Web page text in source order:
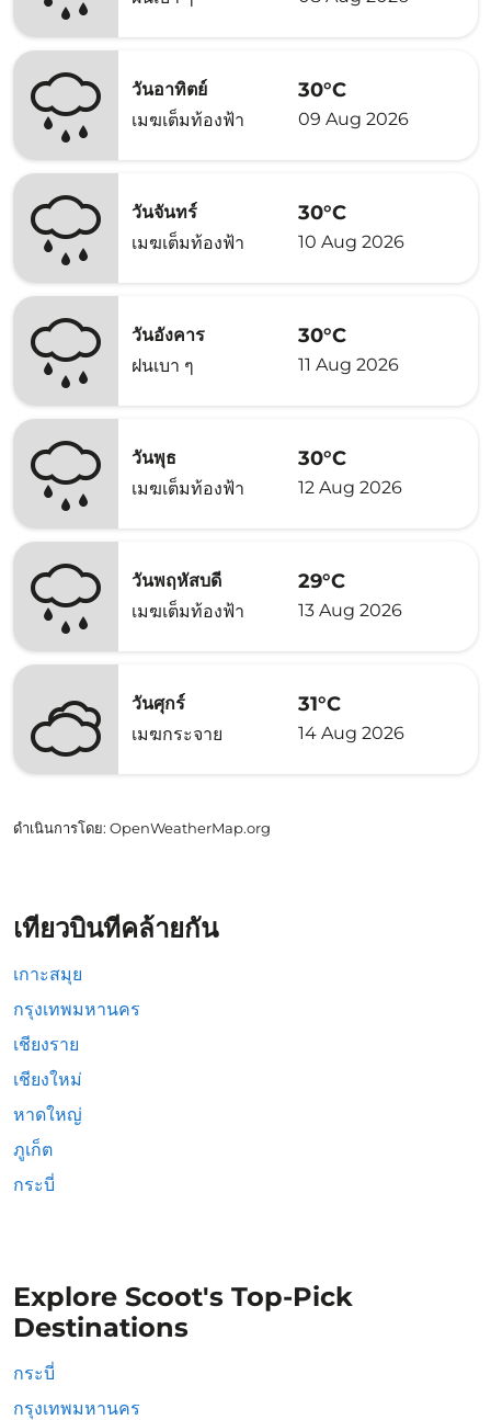
วันอาทิตย์
เมฆเต็มท้องฟ้า
30°C
09 Aug 2026
วันจันทร์
เมฆเต็มท้องฟ้า
30°C
10 Aug 2026
วันอังคาร
ฝนเบา ๆ
30°C
11 Aug 2026
วันพุธ
เมฆเต็มท้องฟ้า
30°C
12 Aug 2026
วันพฤหัสบดี
เมฆเต็มท้องฟ้า
29°C
13 Aug 2026
วันศุกร์
เมฆกระจาย
31°C
14 Aug 2026
ดำเนินการโดย: OpenWeatherMap.org
เที่ยวบินที่คล้ายกัน
เกาะสมุย
กรุงเทพมหานคร
เชียงราย
เชียงใหม่
หาดใหญ่
ภูเก็ต
กระบี่
Explore Scoot's Top-Pick
Destinations
กระบี่
กรุงเทพมหานคร